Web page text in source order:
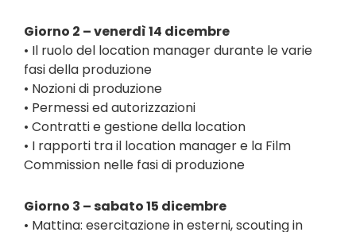
Giorno 2 – venerdì 14 dicembre
• Il ruolo del location manager durante le varie
fasi della produzione
• Nozioni di produzione
• Permessi ed autorizzazioni
• Contratti e gestione della location
• I rapporti tra il location manager e la Film
Commission nelle fasi di produzione
Giorno 3 – sabato 15 dicembre
• Mattina: esercitazione in esterni, scouting in